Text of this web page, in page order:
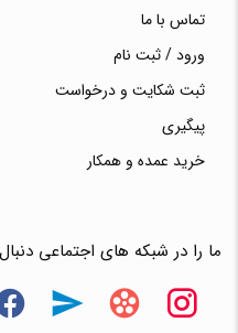
تماس با ما
ورود / ثبت نام
ثبت شکایت و درخواست
پیگیری
خرید عمده و همکار
ما را در شبکه های اجتماعی